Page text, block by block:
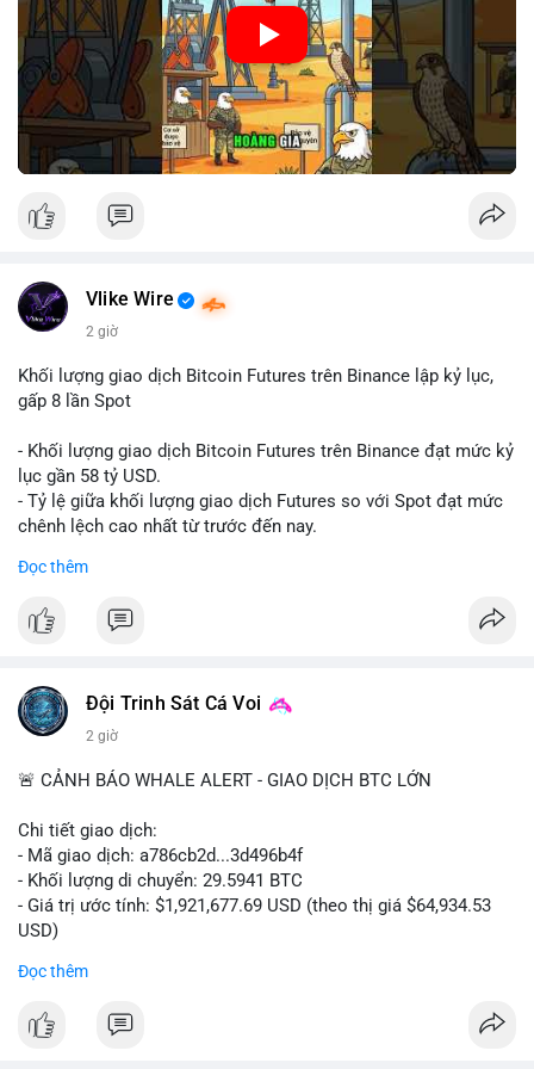
🎥 Xem video trực tiếp tại:
Nguồn: Cú Thông Thái
Vlike Wire
2 giờ
Khối lượng giao dịch Bitcoin Futures trên Binance lập kỷ lục,
gấp 8 lần Spot
- Khối lượng giao dịch Bitcoin Futures trên Binance đạt mức kỷ
lục gần 58 tỷ USD.
- Tỷ lệ giữa khối lượng giao dịch Futures so với Spot đạt mức
chênh lệch cao nhất từ trước đến nay.
dịch Spot.
#binance #btc
#vlikevn #titanbot
📰 Nguồn: Cointelegraph
Đọc thêm
Đội Trinh Sát Cá Voi
2 giờ
🚨 CẢNH BÁO WHALE ALERT - GIAO DỊCH BTC LỚN
Chi tiết giao dịch:
- Mã giao dịch: a786cb2d...3d496b4f
- Khối lượng di chuyển: 29.5941 BTC
- Giá trị ước tính: $1,921,677.69 USD (theo thị giá $64,934.53
USD)
USD được thực hiện trong một khối chưa xác nhận cho thấy
Đọc thêm